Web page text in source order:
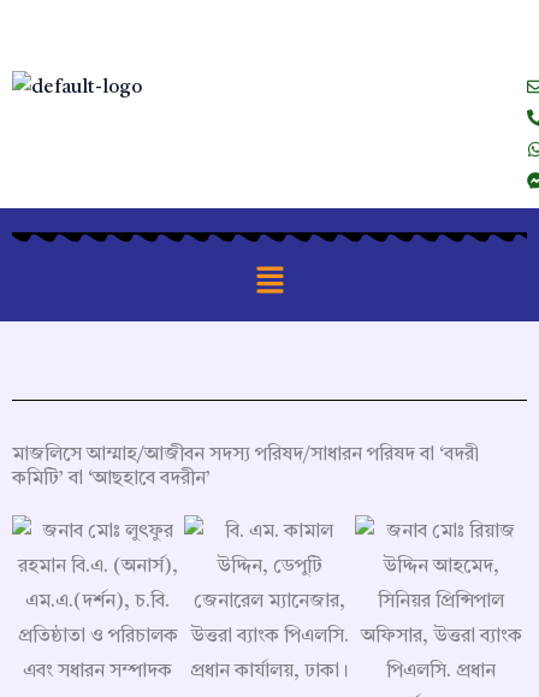
content
Menu
মাজলিসে আম্মাহ/আজীবন সদস্য পরিষদ/সাধারন পরিষদ বা ‘বদরী
কমিটি’ বা ‘আছহাবে বদরীন’